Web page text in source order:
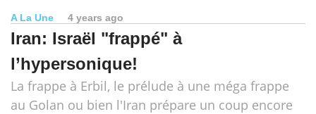
A La Une 4 years ago
Iran: Israël "frappé" à
l’hypersonique!
La frappe à Erbil, le prélude à une méga frappe
au Golan ou bien l'Iran prépare un coup encore